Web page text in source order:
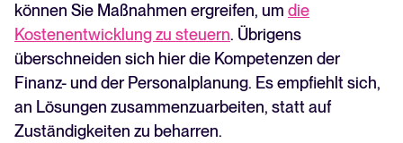
können Sie Maßnahmen ergreifen, um die
Kostenentwicklung zu steuern. Übrigens
überschneiden sich hier die Kompetenzen der
Finanz- und der Personalplanung. Es empfiehlt sich,
an Lösungen zusammenzuarbeiten, statt auf
Zuständigkeiten zu beharren.